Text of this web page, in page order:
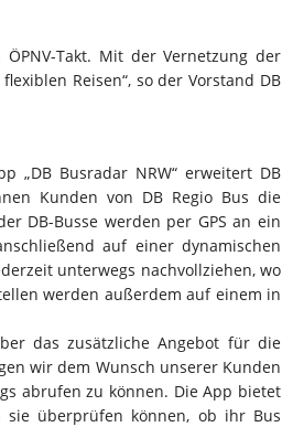
Takt. Mit der Vernetzung der
Reisen“, so der Vorstand DB
„DB Busradar NRW“ erweitert DB
Kunden von DB Regio Bus die
DB-Busse werden per GPS an ein
auf einer dynamischen
unterwegs nachvollziehen, wo
werden außerdem auf einem in
das zusätzliche Angebot für die
wir dem Wunsch unserer Kunden
abrufen zu können. Die App bietet
überprüfen können, ob ihr Bus